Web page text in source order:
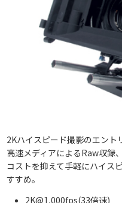
2Kハイスピード撮影のエント
高速メディアによるRaw収録
コストを抑えて手軽にハイス
すすめ。
2K@1,000fps(33倍速)